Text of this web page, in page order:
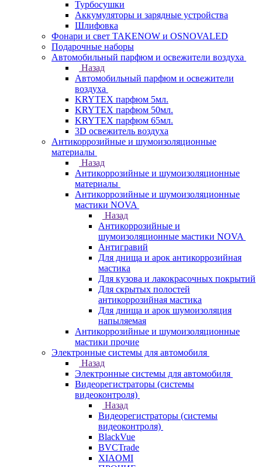
Турбосушки
Аккумуляторы и зарядные устройства
Шлифовка
Фонари и свет TAKENOW и OSNOVALED
Подарочные наборы
Автомобильный парфюм и освежители воздуха
Назад
Автомобильный парфюм и освежители
воздуха
KRYTEX парфюм 5мл.
KRYTEX парфюм 50мл.
KRYTEX парфюм 65мл.
3D освежитель воздуха
Антикоррозийные и шумоизоляционные
материалы
Назад
Антикоррозийные и шумоизоляционные
материалы
Антикоррозийные и шумоизоляционные
мастики NOVA
Назад
Антикоррозийные и
шумоизоляционные мастики NOVA
Антигравий
Для днища и арок антикоррозийная
мастика
Для кузова и лакокрасочных покрытий
Для скрытых полостей
антикоррозийная мастика
Для днища и арок шумоизоляция
напыляемая
Антикоррозийные и шумоизоляционные
мастики прочие
Электронные системы для автомобиля
Назад
Электронные системы для автомобиля
Видеорегистраторы (системы
видеоконтроля)
Назад
Видеорегистраторы (системы
видеоконтроля)
BlackVue
BVCTrade
XIAOMI